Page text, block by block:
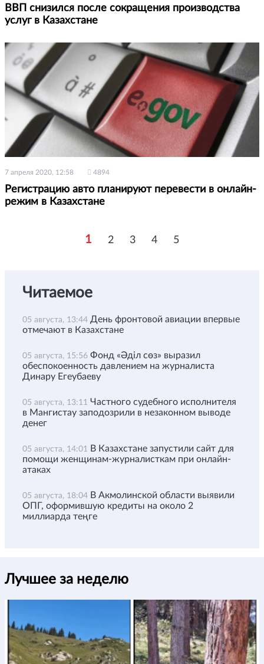
ВВП снизился после сокращения производства
услуг в Казахстане
7 апреля 2020, 12:58 4894
Регистрацию авто планируют перевести в онлайн-
режим в Казахстане
1 2 3 4 5
Читаемое
05 августа, 13:44 День фронтовой авиации впервые
отмечают в Казахстане
05 августа, 15:56 Фонд «Әділ сөз» выразил
обеспокоенность давлением на журналиста
Динару Егеубаеву
05 августа, 13:11 Частного судебного исполнителя
в Мангистау заподозрили в незаконном выводе
денег
05 августа, 14:01
В Казахстане запустили сайт для
помощи женщинам-журналисткам при онлайн-
атаках
05 августа, 18:04 В Акмолинской области выявили
ОПГ, оформившую кредиты на около 2
миллиарда теңге
Лучшее за неделю